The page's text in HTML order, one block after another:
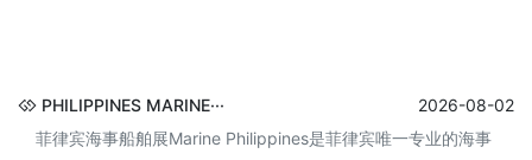
PHILIPPINES MARINE···
2026-08-02
菲律宾海事船舶展Marine Philippines是菲律宾唯一专业的海事